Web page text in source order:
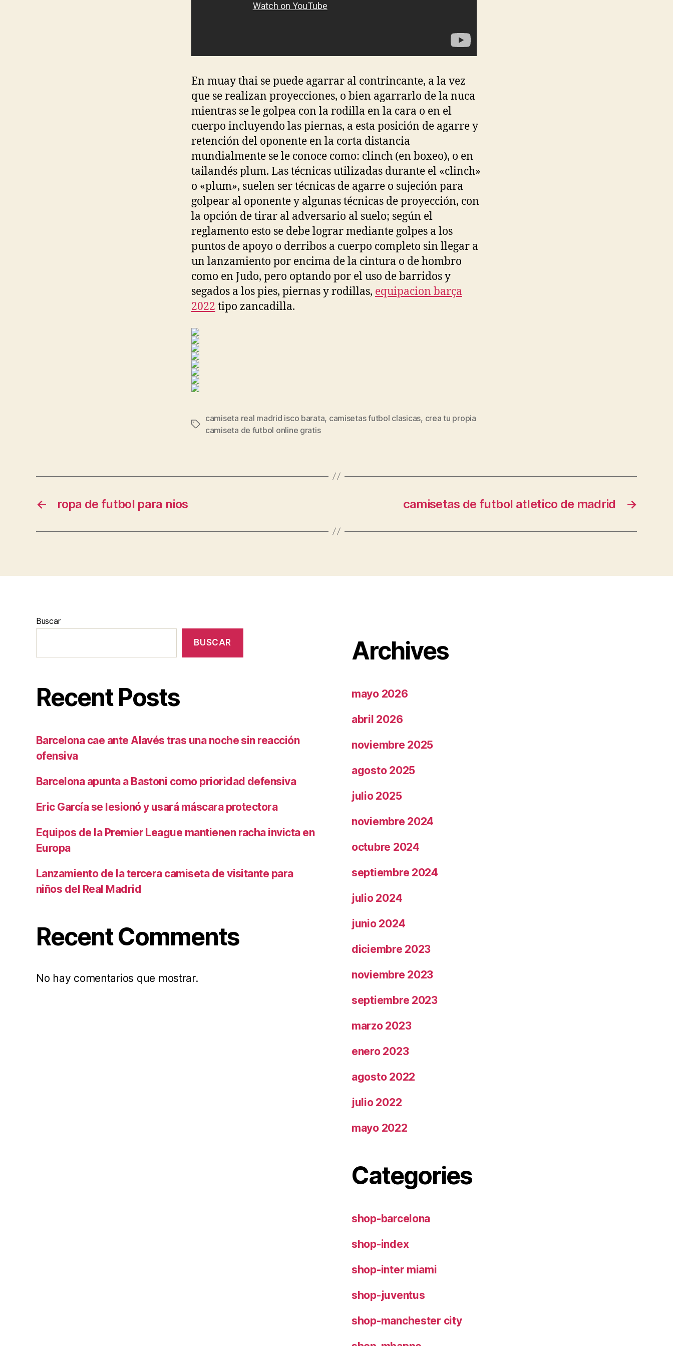
En muay thai se puede agarrar al contrincante, a la vez
que se realizan proyecciones, o bien agarrarlo de la nuca
mientras se le golpea con la rodilla en la cara o en el
cuerpo incluyendo las piernas, a esta posición de agarre y
retención del oponente en la corta distancia
mundialmente se le conoce como: clinch (en boxeo), o en
tailandés plum. Las técnicas utilizadas durante el «clinch»
o «plum», suelen ser técnicas de agarre o sujeción para
golpear al oponente y algunas técnicas de proyección, con
la opción de tirar al adversario al suelo; según el
reglamento esto se debe lograr mediante golpes a los
puntos de apoyo o derribos a cuerpo completo sin llegar a
un lanzamiento por encima de la cintura o de hombro
como en Judo, pero optando por el uso de barridos y
segados a los pies, piernas y rodillas, equipacion barça
2022 tipo zancadilla.
Etiquetas
camiseta real madrid isco barata, camisetas futbol clasicas, crea tu propia
camiseta de futbol online gratis
← ropa de futbol para nios →
camisetas de futbol atletico de madrid
Buscar
BUSCAR
Recent Posts
Barcelona cae ante Alavés tras una noche sin reacción
ofensiva
Barcelona apunta a Bastoni como prioridad defensiva
Eric García se lesionó y usará máscara protectora
Equipos de la Premier League mantienen racha invicta en
Europa
Lanzamiento de la tercera camiseta de visitante para
niños del Real Madrid
Recent Comments
No hay comentarios que mostrar.
Archives
mayo 2026
abril 2026
noviembre 2025
agosto 2025
julio 2025
noviembre 2024
octubre 2024
septiembre 2024
julio 2024
junio 2024
diciembre 2023
noviembre 2023
septiembre 2023
marzo 2023
enero 2023
agosto 2022
julio 2022
mayo 2022
Categories
shop-barcelona
shop-index
shop-inter miami
shop-juventus
shop-manchester city